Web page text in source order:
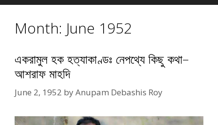
Month: June 1952
একরামুল হক হত্যাকাণ্ডঃ নেপথ্যে কিছু কথা–
আশরাফ মাহদি
June 2, 1952 byAnupam Debashis Roy